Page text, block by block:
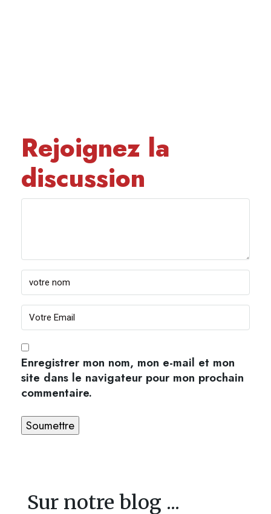
Rejoignez la
discussion
Enregistrer mon nom, mon e-mail et mon
site dans le navigateur pour mon prochain
commentaire.
Sur notre blog ...